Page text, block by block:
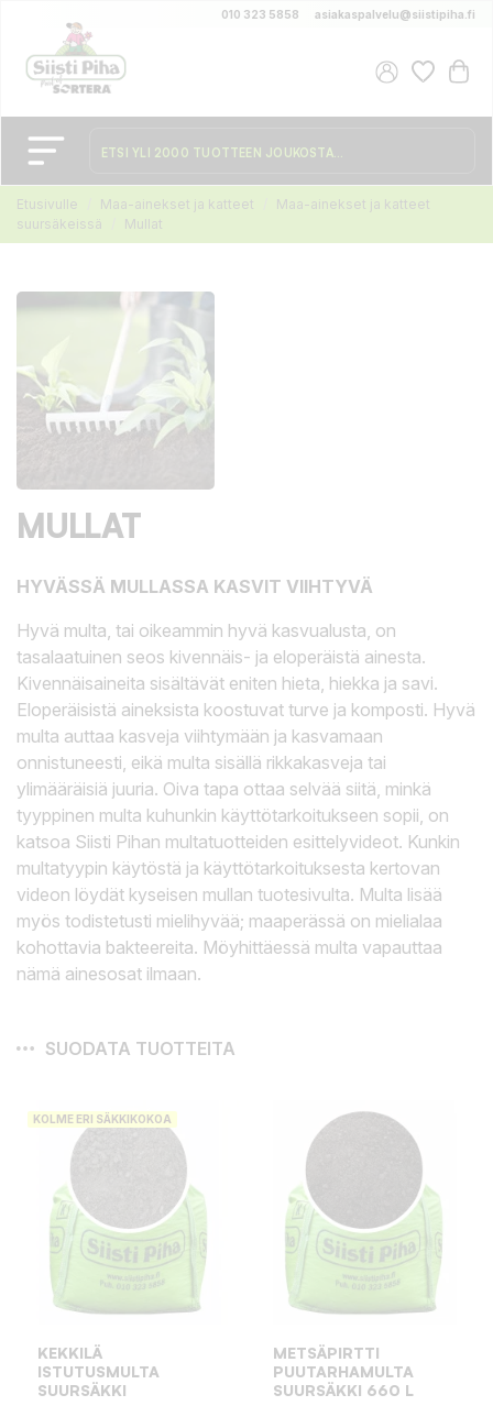
010 323 5858 asiakaspalvelu@siistipiha.fi
Etusivulle Maa-ainekset ja katteet
Maa-ainekset ja katteet
suursäkeissä
Mullat
MULLAT
HYVÄSSÄ MULLASSA KASVIT VIIHTYVÄ
Hyvä multa, tai oikeammin hyvä kasvualusta, on
tasalaatuinen seos kivennäis- ja eloperäistä ainesta.
Kivennäisaineita sisältävät eniten hieta, hiekka ja savi.
Eloperäisistä aineksista koostuvat turve ja komposti. Hyvä
multa auttaa kasveja viihtymään ja kasvamaan
onnistuneesti, eikä multa sisällä rikkakasveja tai
ylimääräisiä juuria. Oiva tapa ottaa selvää siitä, minkä
tyyppinen multa kuhunkin käyttötarkoitukseen sopii, on
katsoa Siisti Pihan multatuotteiden esittelyvideot. Kunkin
multatyypin käytöstä ja käyttötarkoituksesta kertovan
videon löydät kyseisen mullan tuotesivulta. Multa lisää
myös todistetusti mielihyvää; maaperässä on mielialaa
kohottavia bakteereita. Möyhittäessä multa vapauttaa
nämä ainesosat ilmaan.
SUODATA TUOTTEITA
KOLME ERI SÄKKIKOKOA
KEKKILÄ
ISTUTUSMULTA
SUURSÄKKI
METSÄPIRTTI
PUUTARHAMULTA
SUURSÄKKI 660 L